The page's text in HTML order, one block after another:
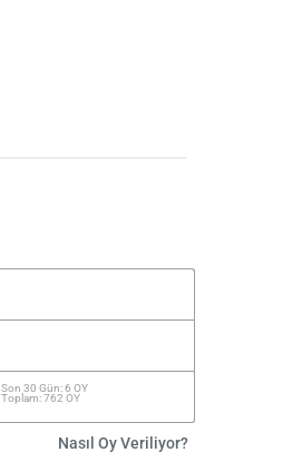
Son 30 Gün: 6 OY
Toplam: 762 OY
Nasıl Oy Veriliyor?